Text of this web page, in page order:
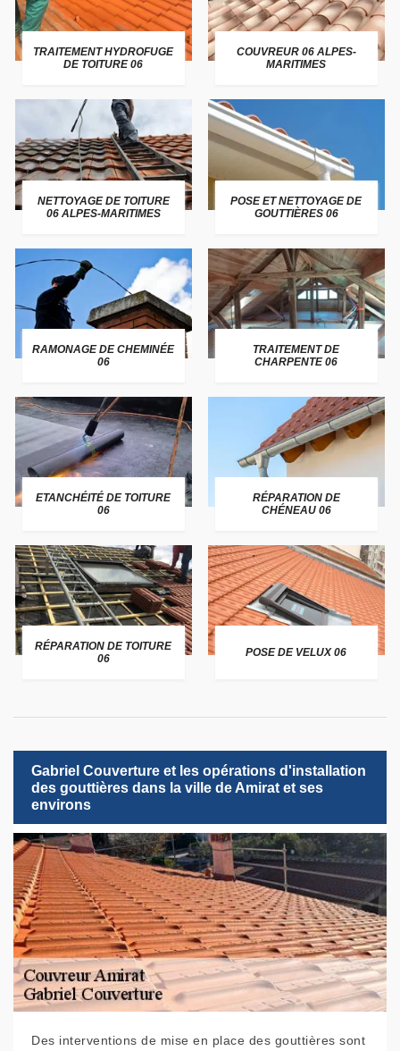
TRAITEMENT HYDROFUGE
DE TOITURE 06
COUVREUR 06 ALPES-
MARITIMES
NETTOYAGE DE TOITURE
06 ALPES-MARITIMES
POSE ET NETTOYAGE DE
GOUTTIÈRES 06
RAMONAGE DE CHEMINÉE
06
TRAITEMENT DE
CHARPENTE 06
ETANCHÉITÉ DE TOITURE
06
RÉPARATION DE
CHÉNEAU 06
RÉPARATION DE TOITURE
06
POSE DE VELUX 06
Gabriel Couverture et les opérations d'installation
des gouttières dans la ville de Amirat et ses
environs
Des interventions de mise en place des gouttières sont